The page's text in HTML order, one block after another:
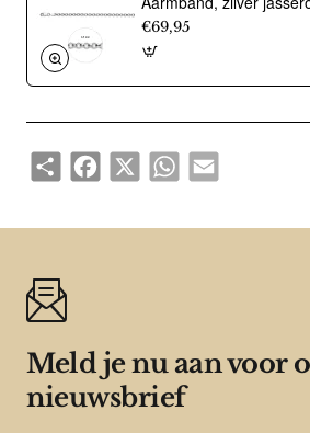
€69,95
ShareFacebook
X WhatsAppEmail
Meld je nu aan voor
nieuwsbrief